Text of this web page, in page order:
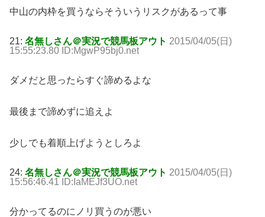
中山の内枠を買うならそういうリスクがあるって事
21: 名無しさん＠実況で競馬板アウト 2015/04/05(日)
15:55:23.80 ID:MgwP95bj0.net
ダメだと思ったらすぐ諦めるよな
最後まで諦めずに追えよ
少しでも着順上げようとしろよ
24: 名無しさん＠実況で競馬板アウト 2015/04/05(日)
15:56:46.41 ID:IaMEJf3UO.net
分かってるのにノリ買うのが悪い